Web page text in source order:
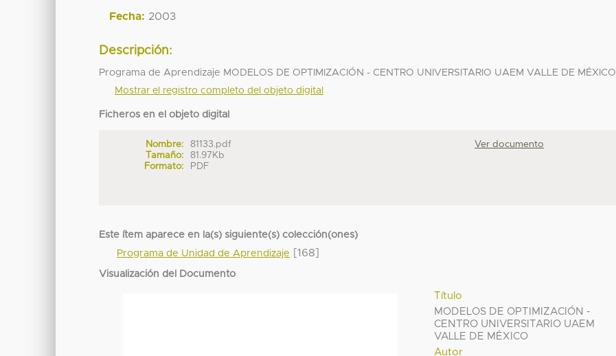
Fecha: 2003
Descripción:
Programa de Aprendizaje MODELOS DE OPTIMIZACIÓN - CENTRO UNIVERSITARIO UAEM VALLE DE MÉXICO
Mostrar el registro completo del objeto digital
Ficheros en el objeto digital
Nombre:
81133.pdf
Tamaño:
81.97Kb
Formato:
PDF
Ver documento
Este ítem aparece en la(s) siguiente(s) colección(ones)
Programa de Unidad de Aprendizaje
[168]
Visualización del Documento
Título
MODELOS DE OPTIMIZACIÓN -
CENTRO UNIVERSITARIO UAEM
VALLE DE MÉXICO
Autor